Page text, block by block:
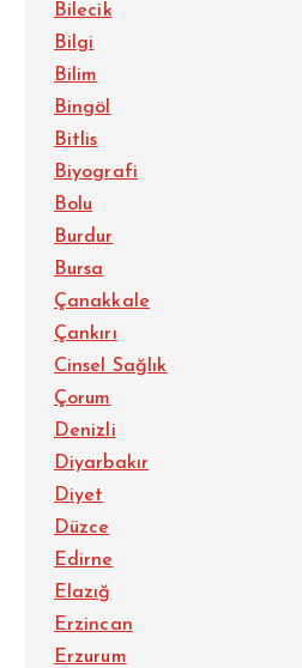
Bilecik
Bilgi
Bilim
Bingöl
Bitlis
Biyografi
Bolu
Burdur
Bursa
Çanakkale
Çankırı
Cinsel Sağlık
Çorum
Denizli
Diyarbakır
Diyet
Düzce
Edirne
Elazığ
Erzincan
Erzurum